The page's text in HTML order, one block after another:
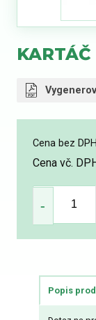
Cena bez DPH
Cena vč.
Popis